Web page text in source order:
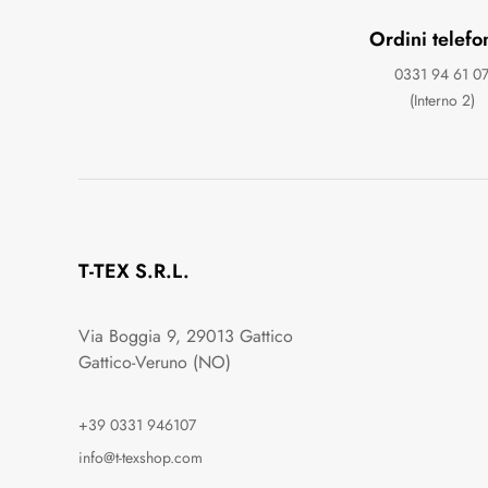
Ordini
0331 94 61
(Interno 2)
T-TEX S.R.L.
Via Boggia 9, 29013 Gattico
Gattico-Veruno (NO)
+39 0331 946107
info@t-texshop.com